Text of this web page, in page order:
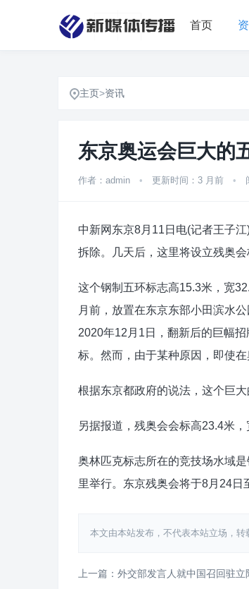
首页
主页>资讯
东京奥运会巨大的
作者：admin • 更新时间：3 月前 •
中新网东京8月11日电(记者王子
拆除。几天后，这里将设立残奥
这个钢制五环标志高15.3米，宽
月前，放置在东京东部小田滨水
2020年12月1日，翻新后的巨幅
标。然而，由于某种原因，即使
根据东京都政府的说法，这个巨
另据报道，残奥会会标高23.4米
奥林匹克标志所在的竞技场水域
里举行。东京残奥会将于8月24日
本文由本站发布，不代表本站立场，
上一篇：外交部发言人就中国召回驻